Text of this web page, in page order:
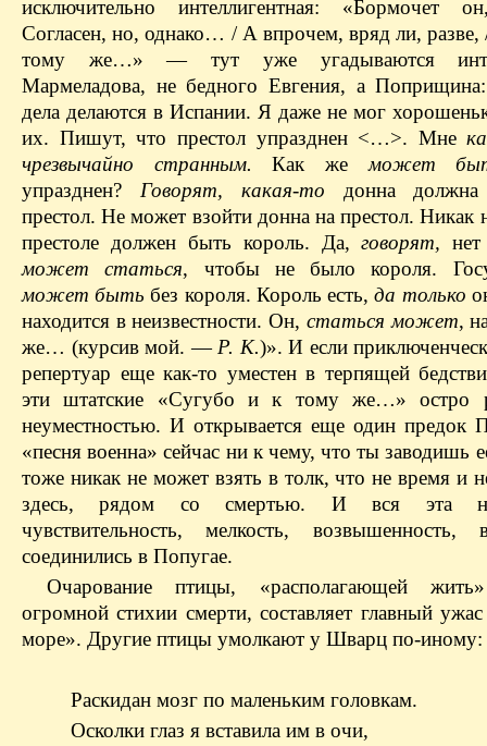
исключительно интеллигентная: «Бормочет
Согласен, но, однако… / А впрочем, вряд ли,
тому же…» — тут уже угадываются
Мармеладова, не бедного Евгения, а
дела делаются в Испании. Я даже не мог
их. Пишут, что престол упразднен <…>. Мне
чрезвычайно странным. Как жеможет
упразднен? Говорят, какая-то донна
престол. Не может взойти донна на престол. Никак
престоле должен быть король. Да,говорят,
может статься, чтобы не было короля.
может быть без короля. Король есть,да только
находится в неизвестности. Он, статься может,
же… (курсив мой. — Р. К.)». И если
репертуар еще как-то уместен в терпящей
эти штатские «Сугубо и к тому же…» остро
неуместностью. И открывается еще один предок
«песня военна» сейчас ни к чему, что ты заводишь
тоже никак не может взять в толк, что не время и
здесь, рядом со смертью. И вся эта
чувствительность, мелкость, возвышенность,
соединились в Попугае.
Очарование птицы, «располагающей
огромной стихии смерти, составляет главный
море». Другие птицы умолкают у Шварц по-иному:
Раскидан мозг по маленьким головкам.
Осколки глаз я вставила им в очи,